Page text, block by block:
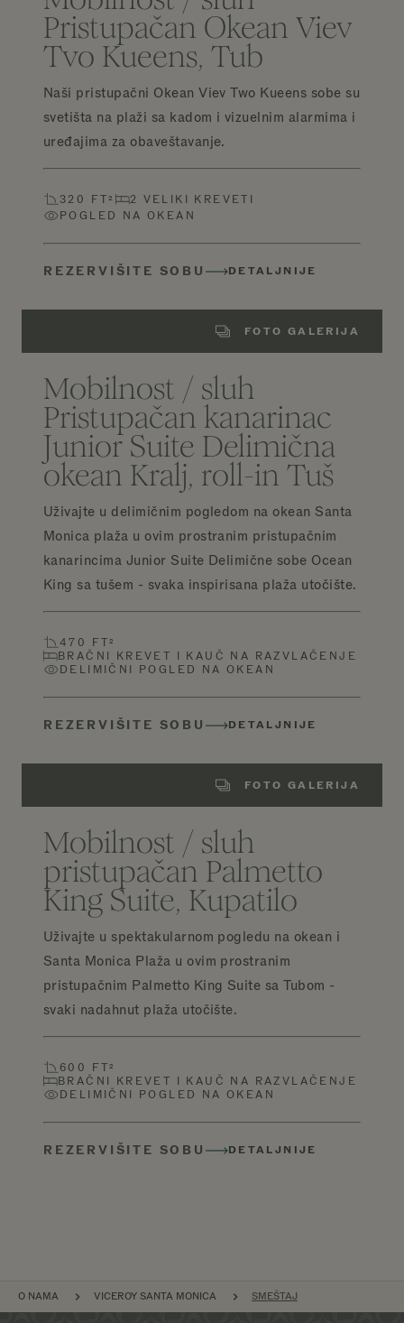
Pristupačan Okean Viev
Tvo Kueens, Tub
Naši pristupačni Okean Viev Two Kueens sobe su
svetišta na plaži sa kadom i vizuelnim alarmima i
uređajima za obaveštavanje.
320 FT²
2 VELIKI KREVETI
POGLED NA OKEAN
REZERVIŠITE SOBU DETALJNIJE
FOTO GALERIJA
Mobilnost / sluh
Pristupačan kanarinac
Junior Suite Delimična
okean Kralj, roll-in Tuš
Uživajte u delimičnim pogledom na okean Santa
Monica plaža u ovim prostranim pristupačnim
kanarincima Junior Suite Delimične sobe Ocean
King sa tušem - svaka inspirisana plaža utočište.
470 FT²
BRAČNI KREVET I KAUČ NA RAZVLAČENJE
DELIMIČNI POGLED NA OKEAN
REZERVIŠITE SOBU DETALJNIJE
FOTO GALERIJA
Mobilnost / sluh
pristupačan Palmetto
King Suite, Kupatilo
Uživajte u spektakularnom pogledu na okean i
Santa Monica Plaža u ovim prostranim
pristupačnim Palmetto King Suite sa Tubom -
svaki nadahnut plaža utočište.
600 FT²
BRAČNI KREVET I KAUČ NA RAZVLAČENJE
DELIMIČNI POGLED NA OKEAN
REZERVIŠITE SOBU DETALJNIJE
PREZLE
O NAMA VICEROY SANTA MONICA SMEŠTAJ